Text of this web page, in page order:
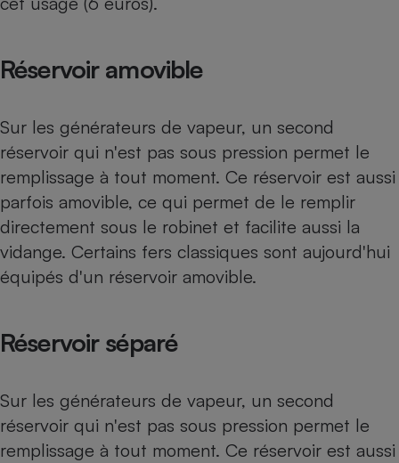
Réservoir amovible
Sur les générateurs de vapeur, un second
réservoir qui n'est pas sous pression permet le
remplissage à tout moment. Ce réservoir est aussi
parfois amovible, ce qui permet de le remplir
directement sous le robinet et facilite aussi la
vidange. Certains fers classiques sont aujourd'hui
équipés d'un réservoir amovible.
Réservoir séparé
Sur les générateurs de vapeur, un second
réservoir qui n'est pas sous pression permet le
remplissage à tout moment. Ce réservoir est aussi